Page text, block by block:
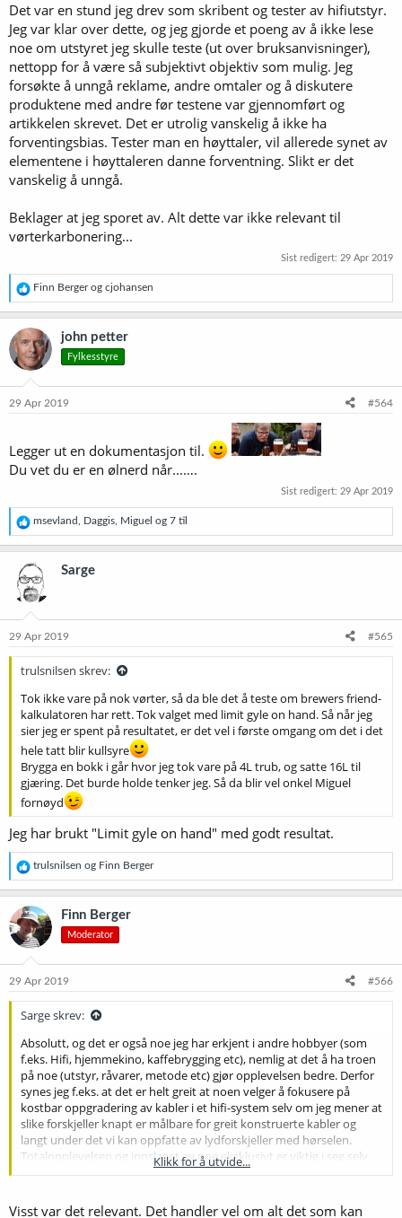
Det var en stund jeg drev som skribent og tester av hifiutstyr.
Jeg var klar over dette, og jeg gjorde et poeng av å ikke lese
noe om utstyret jeg skulle teste (ut over bruksanvisninger),
nettopp for å være så subjektivt objektiv som mulig. Jeg
forsøkte å unngå reklame, andre omtaler og å diskutere
produktene med andre før testene var gjennomført og
artikkelen skrevet. Det er utrolig vanskelig å ikke ha
forventingsbias. Tester man en høyttaler, vil allerede synet av
elementene i høyttaleren danne forventning. Slikt er det
vanskelig å unngå.
Beklager at jeg sporet av. Alt dette var ikke relevant til
vørterkarbonering...
Sist redigert: 29 Apr 2019
R
e
a
k
s
j
o
e
Finn Bergerog cjohansen
john petter
Fylkesstyre
29 Apr 2019 #564
Legger ut en dokumentasjon til.
Du vet du er en ølnerd når...….
Sist redigert: 29 Apr 2019
R
e
a
k
s
j
o
e
msevland Daggis Miguel og 7 til
Sarge
29 Apr 2019 #565
trulsnilsen skrev:
Tok ikke vare på nok vørter, så da ble det å teste om brewers friend-
kalkulatoren har rett. Tok valget med limit gyle on hand. Så når jeg
sier jeg er spent på resultatet, er det vel i første omgang om det i det
hele tatt blir kullsyre
Brygga en bokk i går hvor jeg tok vare på 4L trub, og satte 16L til
gjæring. Det burde holde tenker jeg. Så da blir vel onkel Miguel
fornøyd
Jeg har brukt "Limit gyle on hand" med godt resultat.
R
e
a
k
s
j
o
e
trulsnilsen og Finn Berger
Finn Berger
Moderator
29 Apr 2019 #566
Sarge skrev:
Absolutt, og det er også noe jeg har erkjent i andre hobbyer (som
f.eks. Hifi, hjemmekino, kaffebrygging etc), nemlig at det å ha troen
på noe (utstyr, råvarer, metode etc) gjør opplevelsen bedre. Derfor
synes jeg f.eks. at det er helt greit at noen velger å fokusere på
kostbar oppgradering av kabler i et hifi-system selv om jeg mener at
slike forskjeller knapt er målbare for greit konstruerte kabler og
langt under det vi kan oppfatte av lydforskjeller med hørselen.
Totalopplevelsen og innslaget av noe eksklusivt er viktig i seg selv.
testet blindt. Både jeg og kona var klare over at det var en forskjell i
Klikk for å utvide...
Visst var det relevant. Det handler vel om alt det som kan